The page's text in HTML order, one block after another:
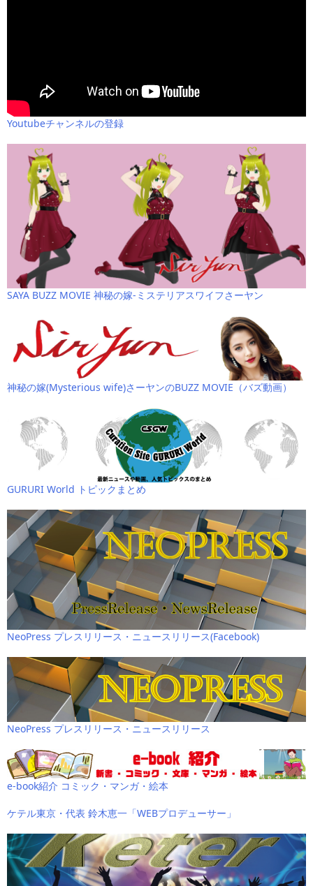
Youtubeチャンネルの登録
SAYA BUZZ MOVIE 神秘の嫁-ミステリアスワイフさーヤン
神秘の嫁(Mysterious wife)さーヤンのBUZZ MOVIE（バズ動画）
GURURI World トピックまとめ
NeoPress プレスリリース・ニュースリリース(Facebook)
NeoPress プレスリリース・ニュースリリース
e-book紹介 コミック・マンガ・絵本
ケテル東京・代表 鈴木恵一「WEBプロデューサー」